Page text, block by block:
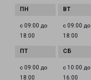
с 09:00 до
18:00
с 09:00 до
18:00
с 09:00 до
18:00
с 10:00 до
16:00